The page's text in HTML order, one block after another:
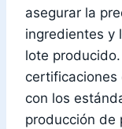
asegurar la
ingredientes y
lote
certificaciones
con los
producción de